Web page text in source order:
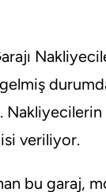
veriliyor.
bu garaj,